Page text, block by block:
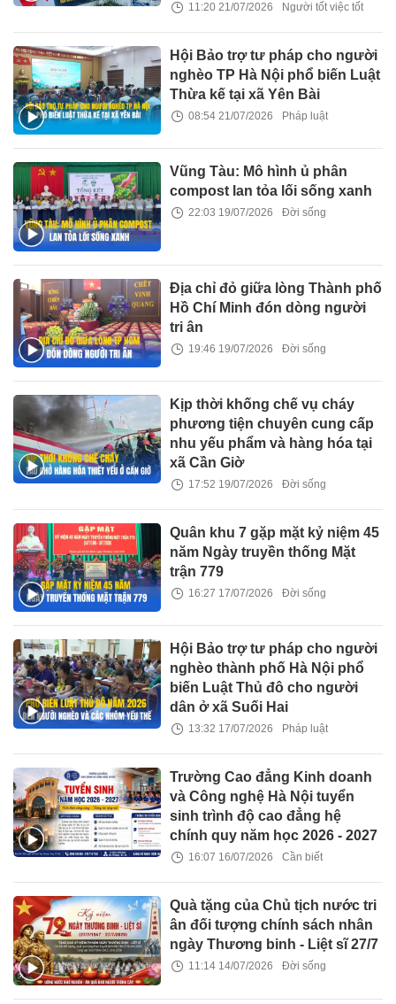
11:20 21/07/2026 Người tốt việc tốt
Hội Bảo trợ tư pháp cho người
nghèo TP Hà Nội phổ biến Luật
Thừa kế tại xã Yên Bài
08:54 21/07/2026 Pháp luật
Vũng Tàu: Mô hình ủ phân
compost lan tỏa lối sống xanh
22:03 19/07/2026 Đời sống
Địa chỉ đỏ giữa lòng Thành phố
Hồ Chí Minh đón dòng người
tri ân
19:46 19/07/2026 Đời sống
Kịp thời khống chế vụ cháy
phương tiện chuyên cung cấp
nhu yếu phẩm và hàng hóa tại
xã Cần Giờ
17:52 19/07/2026 Đời sống
Quân khu 7 gặp mặt kỷ niệm 45
năm Ngày truyền thống Mặt
trận 779
16:27 17/07/2026 Đời sống
Hội Bảo trợ tư pháp cho người
nghèo thành phố Hà Nội phổ
biến Luật Thủ đô cho người
dân ở xã Suối Hai
13:32 17/07/2026 Pháp luật
Trường Cao đẳng Kinh doanh
và Công nghệ Hà Nội tuyển
sinh trình độ cao đẳng hệ
chính quy năm học 2026 - 2027
16:07 16/07/2026 Cần biết
Quà tặng của Chủ tịch nước tri
ân đối tượng chính sách nhân
ngày Thương binh - Liệt sĩ 27/7
11:14 14/07/2026 Đời sống